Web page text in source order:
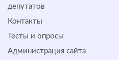
депутатов
Контакты
Тесты и опросы
Администрация сайта